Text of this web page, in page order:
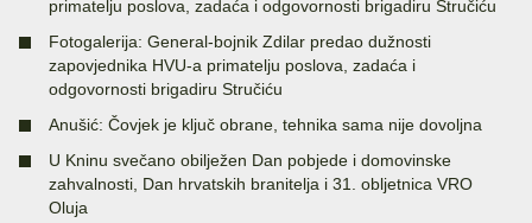
primatelju poslova, zadaća i odgovornosti brigadiru Stručiću
Fotogalerija: General-bojnik Zdilar predao dužnosti
zapovjednika HVU-a primatelju poslova, zadaća i
odgovornosti brigadiru Stručiću
Anušić: Čovjek je ključ obrane, tehnika sama nije dovoljna
U Kninu svečano obilježen Dan pobjede i domovinske
zahvalnosti, Dan hrvatskih branitelja i 31. obljetnica VRO
Oluja